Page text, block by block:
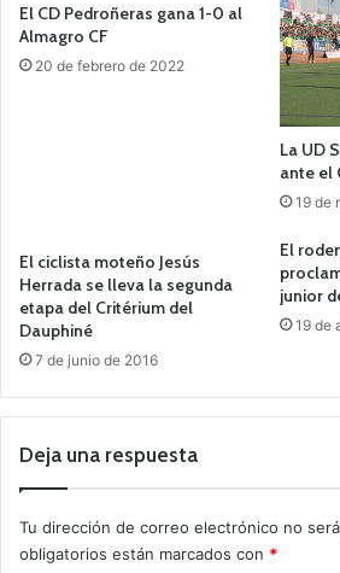
El CD Pedroñeras gana 1-0 al
Almagro CF
20 de febrero de 2022
La UD
ante el
19 de
El ciclista moteño Jesús
Herrada se lleva la segunda
etapa del Critérium del
Dauphiné
7 de junio de 2016
El
junior
19 de
Deja una respuesta
Tu dirección de correo electrónico no
obligatorios están marcados con *